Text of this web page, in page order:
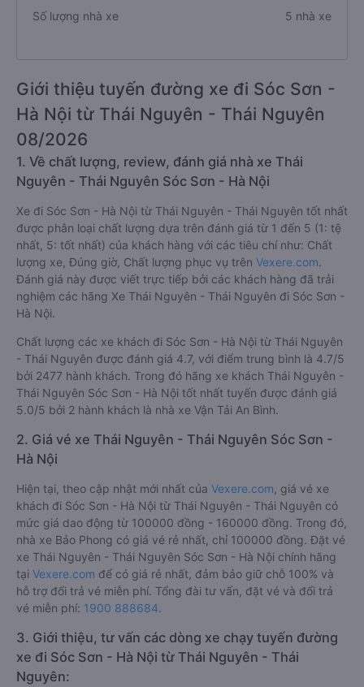
Số lượng nhà xe 5 nhà xe
Giới thiệu tuyến đường xe đi Sóc Sơn -
Hà Nội từ Thái Nguyên - Thái Nguyên
08/2026
1. Về chất lượng, review, đánh giá nhà xe Thái
Nguyên - Thái Nguyên Sóc Sơn - Hà Nội
Xe đi Sóc Sơn - Hà Nội từ Thái Nguyên - Thái Nguyên tốt nhất
được phân loại chất lượng dựa trên đánh giá từ 1 đến 5 (1: tệ
nhất, 5: tốt nhất) của khách hàng với các tiêu chí như: Chất
lượng xe, Đúng giờ, Chất lượng phục vụ trên Vexere.com.
Đánh giá này được viết trực tiếp bởi các khách hàng đã trải
nghiệm các hãng Xe Thái Nguyên - Thái Nguyên đi Sóc Sơn -
Hà Nội.
Chất lượng các xe khách đi Sóc Sơn - Hà Nội từ Thái Nguyên
- Thái Nguyên được đánh giá 4.7, với điểm trung bình là 4.7/5
bởi 2477 hành khách. Trong đó hãng xe khách Thái Nguyên -
Thái Nguyên Sóc Sơn - Hà Nội tốt nhất tuyến được đánh giá
5.0/5 bởi 2 hành khách là nhà xe Vận Tải An Bình.
2. Giá vé xe Thái Nguyên - Thái Nguyên Sóc Sơn -
Hà Nội
Hiện tại, theo cập nhật mới nhất của Vexere.com , giá vé xe
khách đi Sóc Sơn - Hà Nội từ Thái Nguyên - Thái Nguyên có
mức giá dao động từ 100000 đồng - 160000 đồng. Trong đó,
nhà xe Bảo Phong có giá vé rẻ nhất, chỉ 100000 đồng. Đặt vé
xe Thái Nguyên - Thái Nguyên Sóc Sơn - Hà Nội chính hãng
tại Vexere.com để có giá rẻ nhất, đảm bảo giữ chỗ 100% và
hỗ trợ đổi trả vé miễn phí. Tổng đài tư vấn, đặt vé và đổi trả
vé miễn phí: 1900 888684.
3. Giới thiệu, tư vấn các dòng xe chạy tuyến đường
xe đi Sóc Sơn - Hà Nội từ Thái Nguyên - Thái
Nguyên: